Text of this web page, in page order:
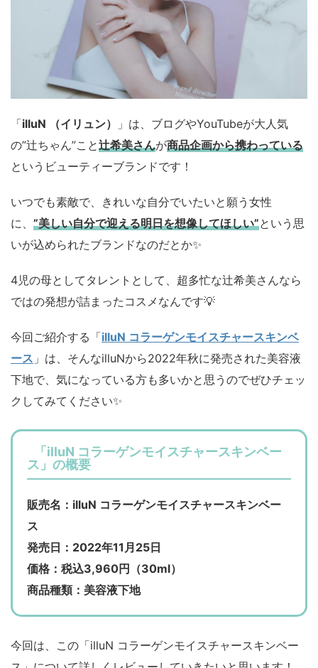
「illuN （イリュン）
」は、ブログやYouTubeが大人気
の”辻ちゃん”こと辻希美さんが商品企画から携わっている
というビューティーブランドです！
いつでも素敵で、きれいな自分でいたいと願う女性
に、 ”美しい自分で迎える明日を想像してほしい”という思
いが込められたブランドなのだとか✨
4児の母としてタレントとして、超多忙な辻希美さんなら
ではの発想が詰まったコスメなんです💡
今回ご紹介する「illuN コラーゲンモイスチャースキンベ
ース 」は、そんなilluNから2022年秋に発売された美容液
下地で、気になっている方も多いかと思うのでぜひチェッ
クしてみてください✨
「illuN コラーゲンモイスチャースキンベー
ス」の概要
販売名：illuN コラーゲンモイスチャースキンベー
ス
発売日：2022年11月25日
価格：税込3,960円（30ml）
商品種類：美容液下地
今回は、この「illuN コラーゲンモイスチャースキンベー